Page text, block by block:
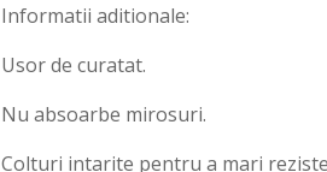
Informatii aditionale:
Usor de curatat.
Nu absoarbe mirosuri.
Colturi intarite pentru a mari